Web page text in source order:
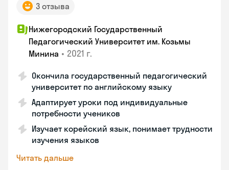
3 отзыва
Нижегородский Государственный
Педагогический Университет им. Козьмы
Минина • 2021 г.
Окончила государственный педагогический
университет по английскому языку
Адаптирует уроки под индивидуальные
потребности учеников
Изучает корейский язык, понимает трудности
изучения языков
Читать дальше